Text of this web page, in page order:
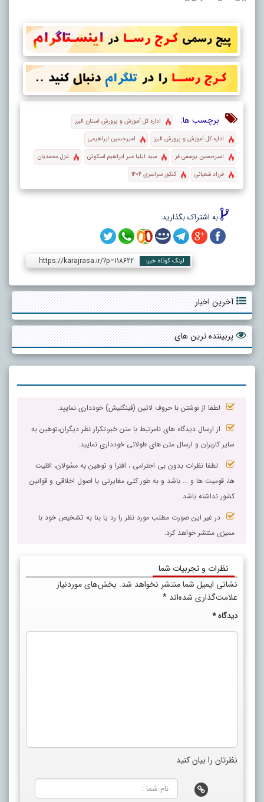
برچسب ها:
اداره کل آموزش و پرورش استان البرز
اداره کل آموزش و پرورش البرز
امیرحسین ابراهیمی
امیرحسین یوسفی فر
سید ایلیا میر ابراهیم اسکوئی
غزل محمدیان
فرزاد شعبانی
کنکور سراسری ۱۴۰۴
به اشتراک بگذارید:
لینک کوتاه خبر: https://karajrasa.ir/?p=118622
آخرین اخبار
پربیننده ترین های
لطفا از نوشتن با حروف لاتین (فینگلیش) خودداری نمایید.
از ارسال دیدگاه های نامرتبط با متن خبر،تکرار نظر دیگران،توهین به
سایر کاربران و ارسال متن های طولانی خودداری نمایید.
لطفا نظرات بدون بی احترامی ، افترا و توهین به مسٔولان، اقلیت
ها، قومیت ها و ... باشد و به طور کلی مغایرتی با اصول اخلاقی و قوانین
کشور نداشته باشد.
در غیر این صورت مطلب مورد نظر را رد یا بنا به تشخیص خود با
ممیزی منتشر خواهد کرد.
نظرات و تجربیات شما
نشانی ایمیل شما منتشر نخواهد شد. بخش‌های موردنیاز
علامت‌گذاری شده‌اند *
دیدگاه*
نظرتان را بیان کنید